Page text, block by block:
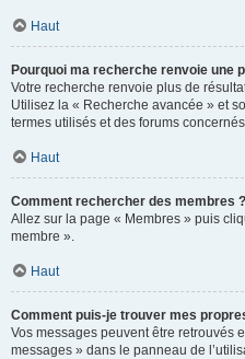
Haut
Pourquoi ma recherche renvoie une
Votre recherche renvoie plus de
Utilisez la « Recherche avancée » et
termes utilisés et des forums
Haut
Comment rechercher des membres ?
Allez sur la page « Membres » puis
membre ».
Haut
Comment puis-je trouver mes
Vos messages peuvent être retrouvés
messages » dans le panneau de